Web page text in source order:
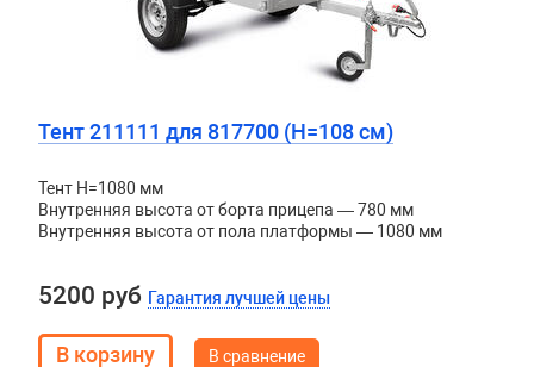
Тент 211111 для 817700 (H=108 см)
Тент H=1080 мм
Внутренняя высота от борта прицепа — 780 мм
Внутренняя высота от пола платформы — 1080 мм
5200 руб Гарантия лучшей цены
В сравнение